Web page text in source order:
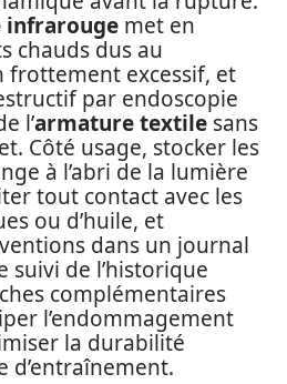
infrarouge met en
chauds dus au
frottement excessif, et
par endoscopie
l’armature textile sans
Côté usage, stocker les
à l’abri de la lumière
tout contact avec les
ou d’huile, et
dans un journal
de l’historique
complémentaires
l’endommagement
la durabilité
d’entraînement.